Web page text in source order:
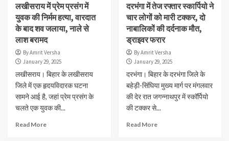
लखीसराय में प्रेम प्रसंग में
युवक की निर्मम हत्या, वारदात
के बाद शव जलाया, नाले से
लाश बरामद
By Amrit Versha
January 29, 2025
लखीसराय। बिहार के लखीसराय
जिले में एक हृदयविदारक घटना
सामने आई है, जहां प्रेम प्रसंग के
चलते एक युवक की...
Read More
दरभंगा में तेज रफ्तार स्कार्पियो ने
चार लोगों को मारी टक्कर, दो
नाबालिकों की दर्दनाक मौत,
ड्राइवर फरार
By Amrit Versha
January 29, 2025
दरभंगा। बिहार के दरभंगा जिले के
बहेड़ी-सिंघिया मुख्य मार्ग पर मंगलवार
की देर रात जगन्नाथपुर में स्कॉर्पियो
की टक्कर से...
Read More